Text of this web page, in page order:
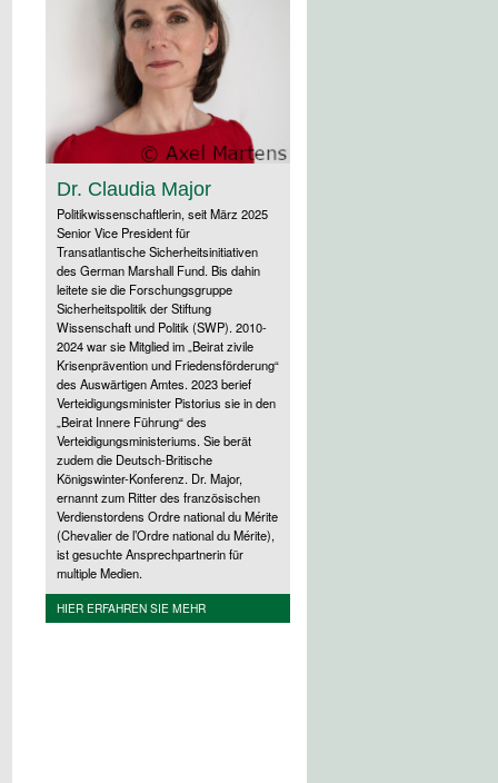
Dr. Claudia Major
Politikwissenschaftlerin, seit März 2025
Senior Vice President für
Transatlantische Sicherheitsinitiativen
des German Marshall Fund. Bis dahin
leitete sie die Forschungsgruppe
Sicherheitspolitik der Stiftung
Wissenschaft und Politik (SWP). 2010-
2024 war sie Mitglied im „Beirat zivile
Krisenprävention und Friedensförderung“
des Auswärtigen Amtes. 2023 berief
Verteidigungsminister Pistorius sie in den
„Beirat Innere Führung“ des
Verteidigungsministeriums. Sie berät
zudem die Deutsch-Britische
Königswinter-Konferenz. Dr. Major,
ernannt zum Ritter des französischen
Verdienstordens Ordre national du Mérite
(Chevalier de l’Ordre national du Mérite),
ist gesuchte Ansprechpartnerin für
multiple Medien.
HIER ERFAHREN SIE MEHR